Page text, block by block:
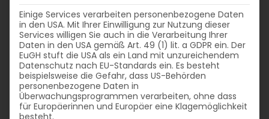
Einige Services verarbeiten personenbezogene Daten
in den USA. Mit Ihrer Einwilligung zur Nutzung dieser
Services willigen Sie auch in die Verarbeitung Ihrer
Daten in den USA gemäß Art. 49 (1) lit. a GDPR ein. Der
EuGH stuft die USA als ein Land mit unzureichendem
Datenschutz nach EU-Standards ein. Es besteht
beispielsweise die Gefahr, dass US-Behörden
personenbezogene Daten in
Überwachungsprogrammen verarbeiten, ohne dass
für Europäerinnen und Europäer eine Klagemöglichkeit
besteht.